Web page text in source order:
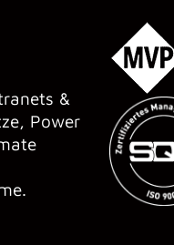
&
Power